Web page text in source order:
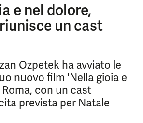
e nel dolore,
un cast
Ozpetek ha avviato le
nuovo film 'Nella gioia e
con un cast
prevista per Natale